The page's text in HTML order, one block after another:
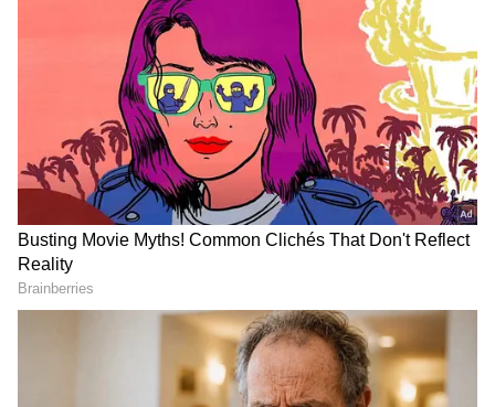
DOWNLOAD APP
ಕರ್ನಾಟಕ, ಭಾರತ (India News) ಮತ್ತು ಜಗತ್ತಿನ
ಕ್ಷಣಕ್ಷಣದ ಕನ್ನಡ ಸುದ್ದಿ (Kannada News)
ಅಪ್ಡೇಟ್‌ಗಳಿಗಾಗಿ ಏಷ್ಯಾನೆಟ್ ಸುವರ್ಣ ನ್ಯೂಸ್‌ ಫಾಲೋ